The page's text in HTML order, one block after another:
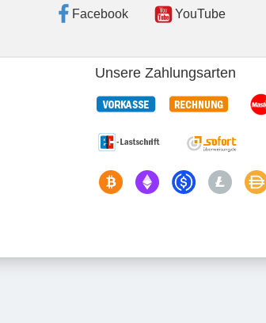
Facebook YouTube
Unsere Zahlungsarten